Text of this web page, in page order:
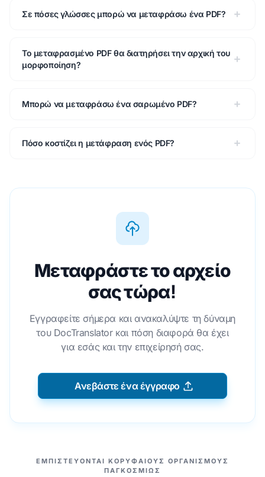
Σε πόσες γλώσσες μπορώ να μεταφράσω ένα PDF?
Το μεταφρασμένο PDF θα διατηρήσει την αρχική του
μορφοποίηση?
Μπορώ να μεταφράσω ένα σαρωμένο PDF?
Πόσο κοστίζει η μετάφραση ενός PDF?
Μεταφράστε το αρχείο
σας τώρα!
Εγγραφείτε σήμερα και ανακαλύψτε τη δύναμη
του DocTranslator και πόση διαφορά θα έχει
για εσάς και την επιχείρησή σας.
Ανεβάστε ένα έγγραφο
ΟΙ ΣΥΝΕΡΓΆΤΕΣ ΜΑΣ
ΕΜΠΙΣΤΕΎΟΝΤΑΙ ΚΟΡΥΦΑΊΟΥΣ ΟΡΓΑΝΙΣΜΟΎΣ
ΠΑΓΚΟΣΜΊΩΣ